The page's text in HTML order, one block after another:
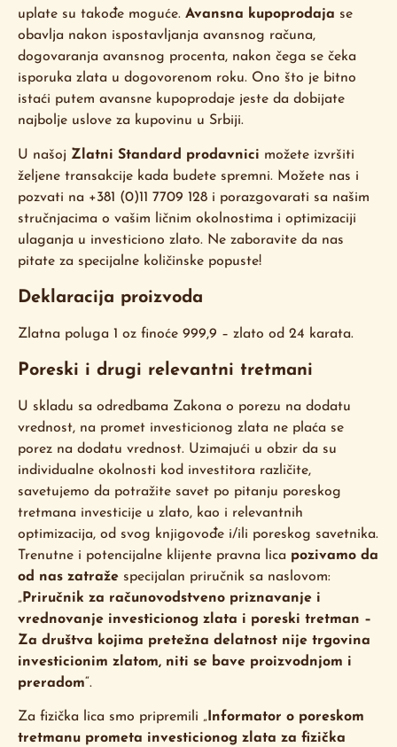
uplate su takođe moguće. Avansna kupoprodaja se
obavlja nakon ispostavljanja avansnog računa,
dogovaranja avansnog procenta, nakon čega se čeka
isporuka zlata u dogovorenom roku. Ono što je bitno
istaći putem avansne kupoprodaje jeste da dobijate
najbolje uslove za kupovinu u Srbiji.
U našoj Zlatni Standard prodavnici možete izvršiti
željene transakcije kada budete spremni. Možete nas i
pozvati na +381 (0)11 7709 128 i porazgovarati sa našim
stručnjacima o vašim ličnim okolnostima i optimizaciji
ulaganja u investiciono zlato. Ne zaboravite da nas
pitate za specijalne količinske popuste!
Deklaracija proizvoda
Zlatna poluga 1 oz finoće 999,9 – zlato od 24 karata.
Poreski i drugi relevantni tretmani
U skladu sa odredbama Zakona o porezu na dodatu
vrednost, na promet investicionog zlata ne plaća se
porez na dodatu vrednost. Uzimajući u obzir da su
individualne okolnosti kod investitora različite,
savetujemo da potražite savet po pitanju poreskog
tretmana investicije u zlato, kao i relevantnih
optimizacija, od svog knjigovođe i/ili poreskog savetnika.
Trenutne i potencijalne klijente pravna lica pozivamo da
od nas zatraže specijalan priručnik sa naslovom:
„Priručnik za računovodstveno priznavanje i
vrednovanje investicionog zlata i poreski tretman –
Za društva kojima pretežna delatnost nije trgovina
investicionim zlatom, niti se bave proizvodnjom i
preradom“.
Za fizička lica smo pripremili „ Informator o poreskom
tretmanu prometa investicionog zlata za fizička